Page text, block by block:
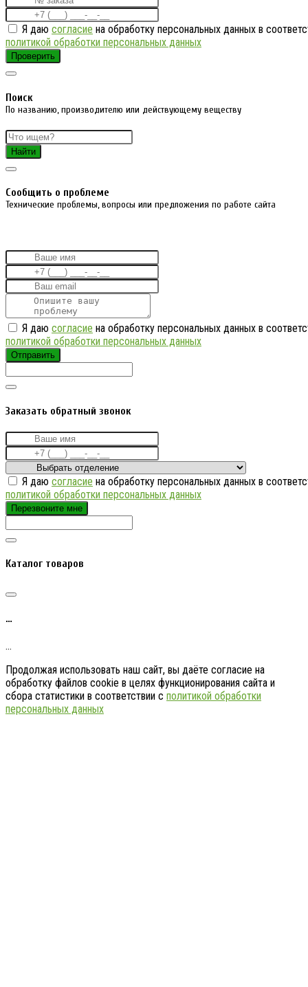
Я даю согласие на обработку персональных данных в
политикой обработки персональных данных
Проверить
Поиск
По названию, производителю или действующему веществу
Найти
Cообщить о проблеме
Технические проблемы, вопросы или предложения по работе сайта
Я даю согласие на обработку персональных данных в
политикой обработки персональных данных
Отправить
Заказать обратный звонок
Я даю согласие на обработку персональных данных в
политикой обработки персональных данных
Перезвоните мне
Каталог товаров
…
…
Продолжая использовать наш сайт, вы даёте согласие на
обработку файлов cookie в целях функционирования сайта и
сбора статистики в соответствии с политикой обработки
персональных данных